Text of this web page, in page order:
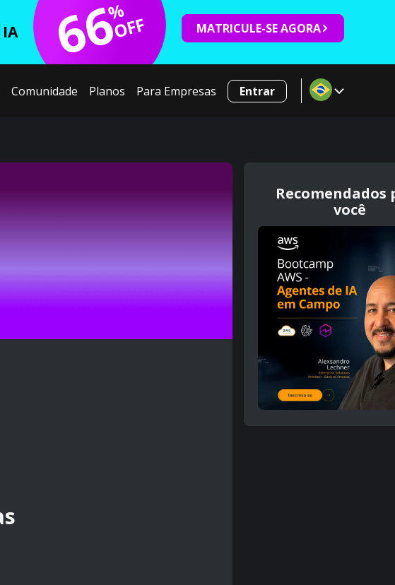
66
%
OFF MATRICULE-SE AGORA
Comunidade Planos Para Empresas Entrar
Recomendados
você